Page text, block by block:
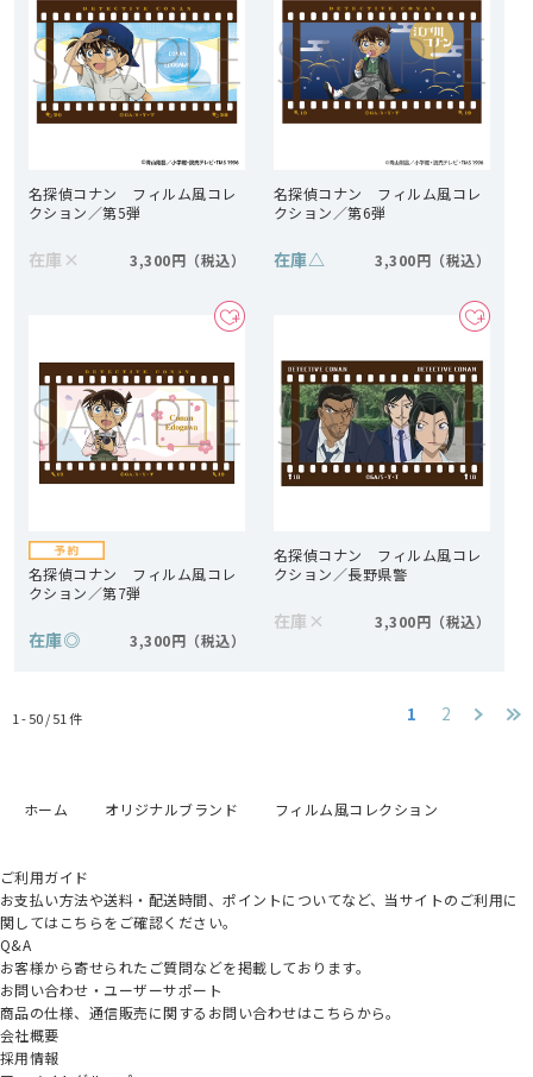
名探偵コナン フィルム風コレ
クション／第5弾
在庫 × 3,300円
名探偵コナン フィルム風コレ
クション／第6弾
在庫△ 3,300円
名探偵コナン フィルム風コレ
クション／第7弾
在庫◎ 3,300円
名探偵コナン フィルム風コレ
クション／長野県警
在庫 × 3,300円
1 - 50 /51 件 1 2
ホーム オリジナルブランド フィルム風コレクション
ご利用ガイド
お支払い方法や送料・配送時間、ポイントについてなど、当サイトのご利用に
関してはこちらをご確認ください。
Q&A
お客様から寄せられたご質問などを掲載しております。
お問い合わせ・ユーザーサポート
商品の仕様、通信販売に関するお問い合わせはこちらから。
会社概要
採用情報